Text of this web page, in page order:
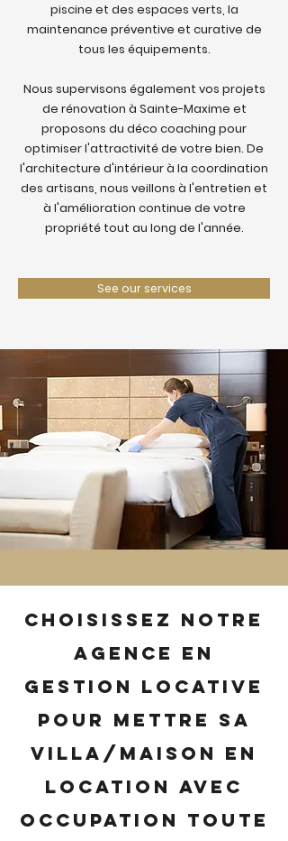
piscine et des espaces verts, la
maintenance préventive et curative de
tous les équipements.
Nous supervisons également vos projets
de rénovation à Sainte-Maxime et
proposons du déco coaching pour
optimiser l'attractivité de votre bien. De
l'architecture d'intérieur à la coordination
des artisans, nous veillons à l'entretien et
à l'amélioration continue de votre
propriété tout au long de l'année.
See our services
Choisissez notre
agence en
gestion locative
pour mettre sa
villa/maison en
location avec
occupation toute